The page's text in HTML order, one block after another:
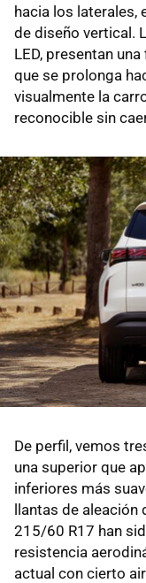
hacia los laterales,
de diseño vertical.
LED, presentan
que se prolonga
visualmente la
reconocible sin
De perfil, vemos
una superior que
inferiores más
llantas de aleación
215/60 R17 han
resistencia
actual con cierto